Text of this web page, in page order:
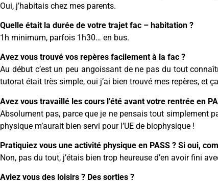
Oui, j’habitais chez mes parents.
Quelle était la durée de votre trajet fac – habitation ?
1h minimum, parfois 1h30… en bus.
Avez vous trouvé vos repères facilement à la fac ?
Au début c’est un peu angoissant de ne pas du tout
tutorat était très simple, oui j’ai bien trouvé mes repères, et
Avez vous travaillé les cours l’été avant votre rentrée en
Absolument pas, parce que je ne pensais tout simplement
physique m’aurait bien servi pour l’UE de biophysique !
Pratiquiez vous une activité physique en PASS ? Si oui,
Non, pas du tout, j’étais bien trop heureuse d’en avoir fini
Aviez vous des loisirs ? Des sorties ?